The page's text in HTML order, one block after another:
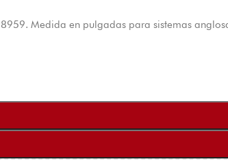
Medida en pulgadas para sistemas